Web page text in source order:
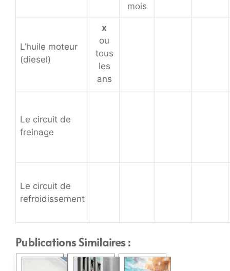
mois
L’huile moteur
(diesel)
x
ou
tous
les
ans
Le circuit de
freinage
Le circuit de
refroidissement
Publications Similaires :